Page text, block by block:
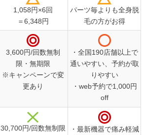
1,058円×6回
＝6,348円
パーツ毎よりも全身脱
毛の方がお得
3,600円/回数無制
限・無期限
※キャンペーンで変
更あり
・全国190店舗以上で
通いやすい、予約が取
りやすい
・web予約で1,000円
off
30,700円/回数無制限
・最新機器で痛み軽減